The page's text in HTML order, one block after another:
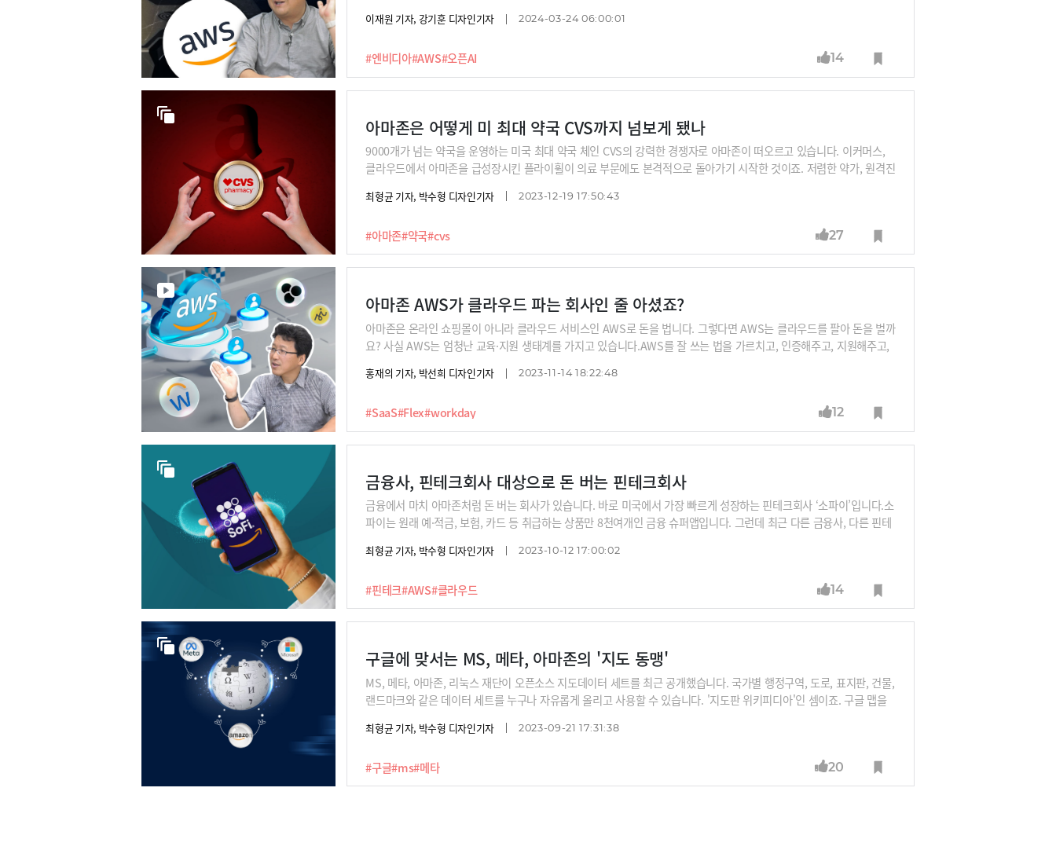
#엔비디아#AWS#오픈AI
시도를 꾸준히 하고 있었다고 하는데요. 최근에는 이런 성과가 어느정도 나타나고 있다고 합니다. 실제로 데이터센터에
털의 정지훈 박사에게 들어봅니다.
이재원 기자, 강기훈 디자인기자 2024-03-24 06:00:01
14
아마존은 어떻게 미 최대 약국 CVS까지 넘보게 됐나
#아마존#약국#cvs
9000개가 넘는 약국을 운영하는 미국 최대 약국 체인 CVS의 강력한 경쟁자로 아마존이 떠오르고 있습니다. 이커머스,
클라우드에서 아마존을 급성장시킨 플라이휠이 의료 부문에도 본격적으로 돌아가기 시작한 것이죠. 저렴한 약가, 원격진
최형균 기자, 박수형 디자인기자 2023-12-19 17:50:43
27
아마존 AWS가 클라우드 파는 회사인 줄 아셨죠?
#SaaS#Flex#workday
아마존은 온라인 쇼핑몰이 아니라 클라우드 서비스인 AWS로 돈을 법니다. 그렇다면 AWS는 클라우드를 팔아 돈을 벌까
요? 사실 AWS는 엄청난 교육·지원 생태계를 가지고 있습니다.AWS를 잘 쓰는 법을 가르치고, 인증해주고, 지원해주고,
가 집중해야 될 사업모델이 바로 이것입니다. 제품 하나 판매하고 주기적 업데이트해주는 것이 전부가 아니라는 거죠.
홍재의 기자, 박선희 디자인기자 2023-11-14 18:22:48
12
금융사, 핀테크회사 대상으로 돈 버는 핀테크회사
#핀테크#AWS#클라우드
금융에서 마치 아마존처럼 돈 버는 회사가 있습니다. 바로 미국에서 가장 빠르게 성장하는 핀테크회사 ‘소파이’입니다.소
파이는 원래 예·적금, 보험, 카드 등 취급하는 상품만 8천여개인 금융 슈퍼앱입니다. 그런데 최근 다른 금융사, 다른 핀테
은 모델을 구현한 것이죠.바로 다른 핀테크 회사들이 더 쉽게 금융서비스를 구현할 수 있도록 클라우드 서비스를 제공하
S’라 불리는 소파이입니다. 소파이가 아마존 AWS의 성공 방정식을 어떻게 금융에서 구현하고 있는지 소개합니다.
최형균 기자, 박수형 디자인기자 2023-10-12 17:00:02
14
구글에 맞서는 MS, 메타, 아마존의 '지도 동맹'
#구글#ms#메타
MS, 메타, 아마존, 리눅스 재단이 오픈소스 지도데이터 세트를 최근 공개했습니다. 국가별 행정구역, 도로, 표지판, 건물,
랜드마크와 같은 데이터 세트를 누구나 자유롭게 올리고 사용할 수 있습니다. '지도판 위키피디아'인 셈이죠. 구글 맵을
것이죠.
최형균 기자, 박수형 디자인기자 2023-09-21 17:31:38
20